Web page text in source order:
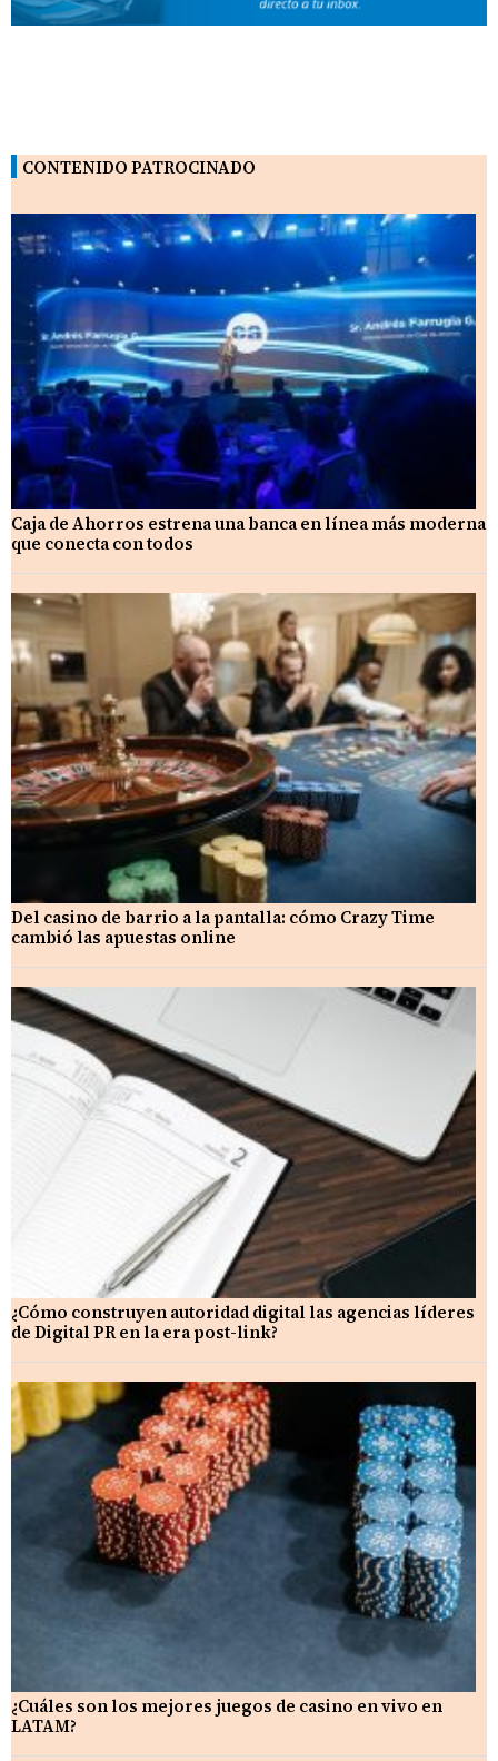
CONTENIDO PATROCINADO
Caja de Ahorros estrena una banca en línea más moderna
que conecta con todos
Del casino de barrio a la pantalla: cómo Crazy Time
cambió las apuestas online
¿Cómo construyen autoridad digital las agencias líderes
de Digital PR en la era post-link?
¿Cuáles son los mejores juegos de casino en vivo en
LATAM?